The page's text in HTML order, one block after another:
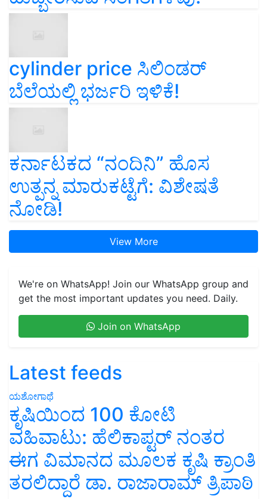
cylinder price ಸಿಲಿಂಡರ್‌
ಬೆಲೆಯಲ್ಲಿ ಭರ್ಜರಿ ಇಳಿಕೆ!
ಕರ್ನಾಟಕದ “ನಂದಿನಿ” ಹೊಸ
ಉತ್ಪನ್ನ ಮಾರುಕಟ್ಟೆಗೆ: ವಿಶೇಷತೆ
ನೋಡಿ!
View More
We're on WhatsApp! Join our WhatsApp group and
get the most important updates you need. Daily.
Join on WhatsApp
Latest feeds
ಯಶೋಗಾಥೆ
ಕೃಷಿಯಿಂದ 100 ಕೋಟಿ
ವಹಿವಾಟು: ಹೆಲಿಕಾಪ್ಟರ್ ನಂತರ
ಈಗ ವಿಮಾನದ ಮೂಲಕ ಕೃಷಿ ಕ್ರಾಂತಿ
ತರಲಿದ್ದಾರೆ ಡಾ. ರಾಜಾರಾಮ್ ತ್ರಿಪಾಠಿ